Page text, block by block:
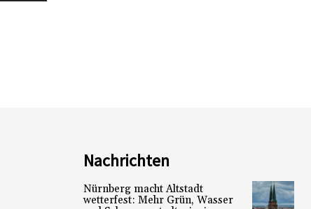
Nachrichten
Nürnberg macht Altstadt
wetterfest: Mehr Grün, Wasser